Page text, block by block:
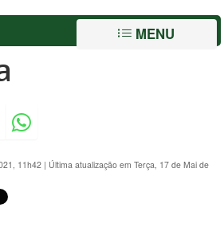
MENU
11h42 | Última atualização em Terça, 17 de Mai de